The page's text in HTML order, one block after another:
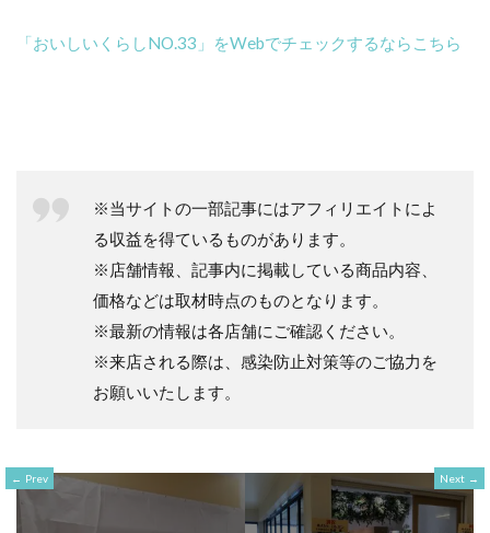
「おいしいくらしNO.33」をWebでチェックするならこちら
※当サイトの一部記事にはアフィリエイトによ
る収益を得ているものがあります。
※店舗情報、記事内に掲載している商品内容、
価格などは取材時点のものとなります。
※最新の情報は各店舗にご確認ください。
※来店される際は、感染防止対策等のご協力を
お願いいたします。
Prev Next